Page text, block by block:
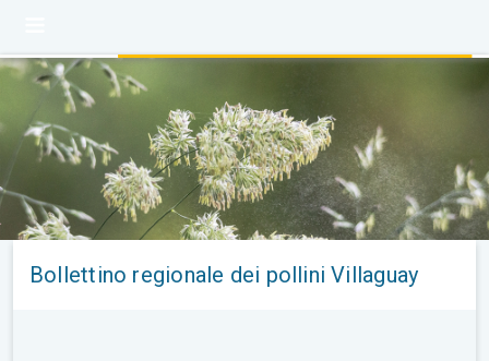
Bollettino regionale dei pollini Villaguay